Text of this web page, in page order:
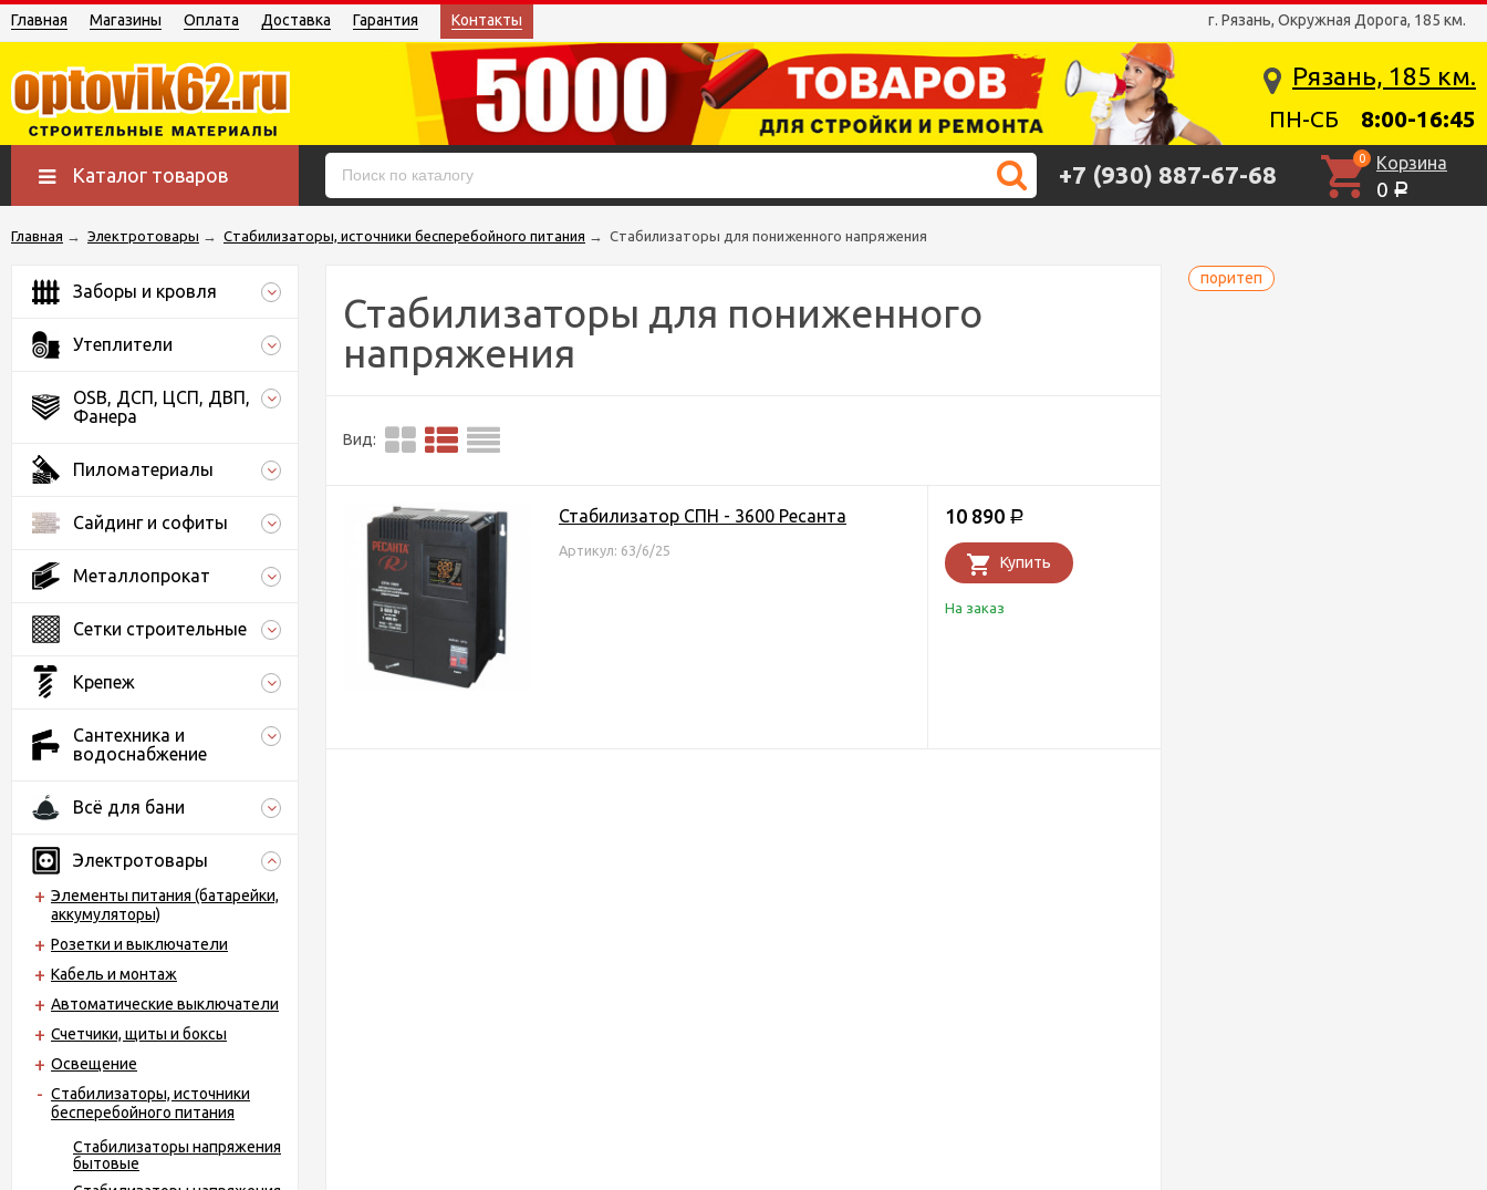
г. Рязань, Окружная Дорога, 185 км.
Главная Магазины Оплата Доставка Гарантия Контакты
Рязань, 185 км.
ПН-СБ 8:00-16:45
Каталог товаров +7 (930) 887-67-68
0 Корзина
0 Р
Главная → Электротовары → Стабилизаторы, источники бесперебойного питания → Стабилизаторы для пониженного напряжения
поритеп
Заборы и кровля
Утеплители
OSB, ДСП, ЦСП, ДВП,
Фанера
Пиломатериалы
Сайдинг и софиты
Металлопрокат
Сетки строительные
Крепеж
Сантехника и
водоснабжение
Всё для бани
Электротовары
Элементы питания (батарейки,
аккумуляторы)
Розетки и выключатели
Кабель и монтаж
Автоматические выключатели
Счетчики, щиты и боксы
Освещение
Стабилизаторы, источники
бесперебойного питания
Стабилизаторы напряжения
бытовые
Стабилизаторы для пониженного
напряжения
Вид:
Стабилизатор СПН - 3600 Ресанта
Артикул: 63/6/25
10 890 Р
Купить
На заказ